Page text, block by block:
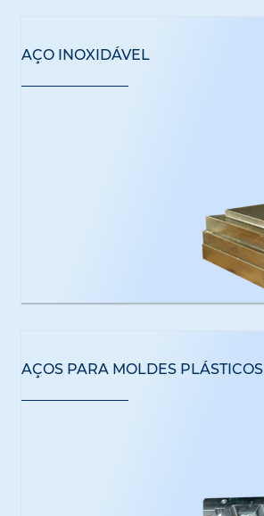
AÇO INOXIDÁVEL
AÇOS PARA MOLDES PLÁSTICOS